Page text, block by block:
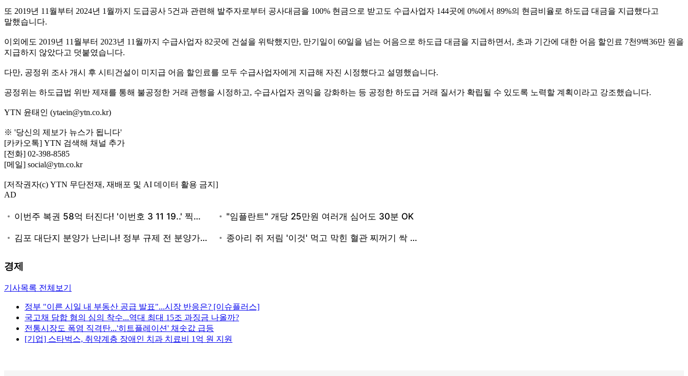
또 2019년 11월부터 2024년 1월까지 도급공사 5건과 관련해 발주자로부터 공사대금을 100% 현금으로 받고도 수급사업자 144곳에 0%에서 89%의 현금비율로 하도급 대금을 지급했다고
말했습니다.
이외에도 2019년 11월부터 2023년 11월까지 수급사업자 82곳에 건설을 위탁했지만, 만기일이 60일을 넘는 어음으로 하도급 대금을 지급하면서, 초과 기간에 대한 어음 할인료 7천9백36만 원을
지급하지 않았다고 덧붙였습니다.
다만, 공정위 조사 개시 후 시티건설이 미지급 어음 할인료를 모두 수급사업자에게 지급해 자진 시정했다고 설명했습니다.
공정위는 하도급법 위반 제재를 통해 불공정한 거래 관행을 시정하고, 수급사업자 권익을 강화하는 등 공정한 하도급 거래 질서가 확립될 수 있도록 노력할 계획이라고 강조했습니다.
YTN 윤태인 (ytaein@ytn.co.kr)
※ '당신의 제보가 뉴스가 됩니다'
[카카오톡] YTN 검색해 채널 추가
[전화] 02-398-8585
[메일] social@ytn.co.kr
[저작권자(c) YTN 무단전재, 재배포 및 AI 데이터 활용 금지]
AD
경제
기사목록 전체보기
정부 "이른 시일 내 부동산 공급 발표"...시장 반응은? [이슈플러스]
국고채 담합 혐의 심의 착수...역대 최대 15조 과징금 나올까?
전통시장도 폭염 직격탄...'히트플레이션' 채솟값 급등
[기업] 스타벅스, 취약계층 장애인 치과 치료비 1억 원 지원